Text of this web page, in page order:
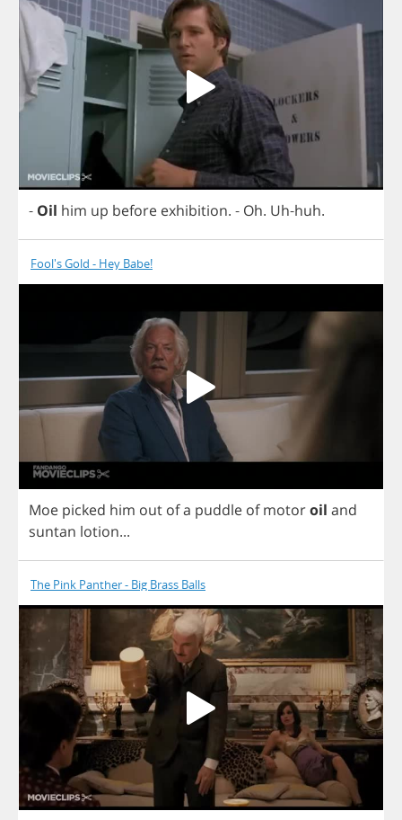
- Oil him up before exhibition. - Oh. Uh-huh.
Fool's Gold - Hey Babe!
Moe picked him out ofa puddle of motoroil and
suntan lotion...
The Pink Panther - Big Brass Balls